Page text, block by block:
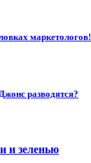
маркетологов!
разводятся?
и зеленью